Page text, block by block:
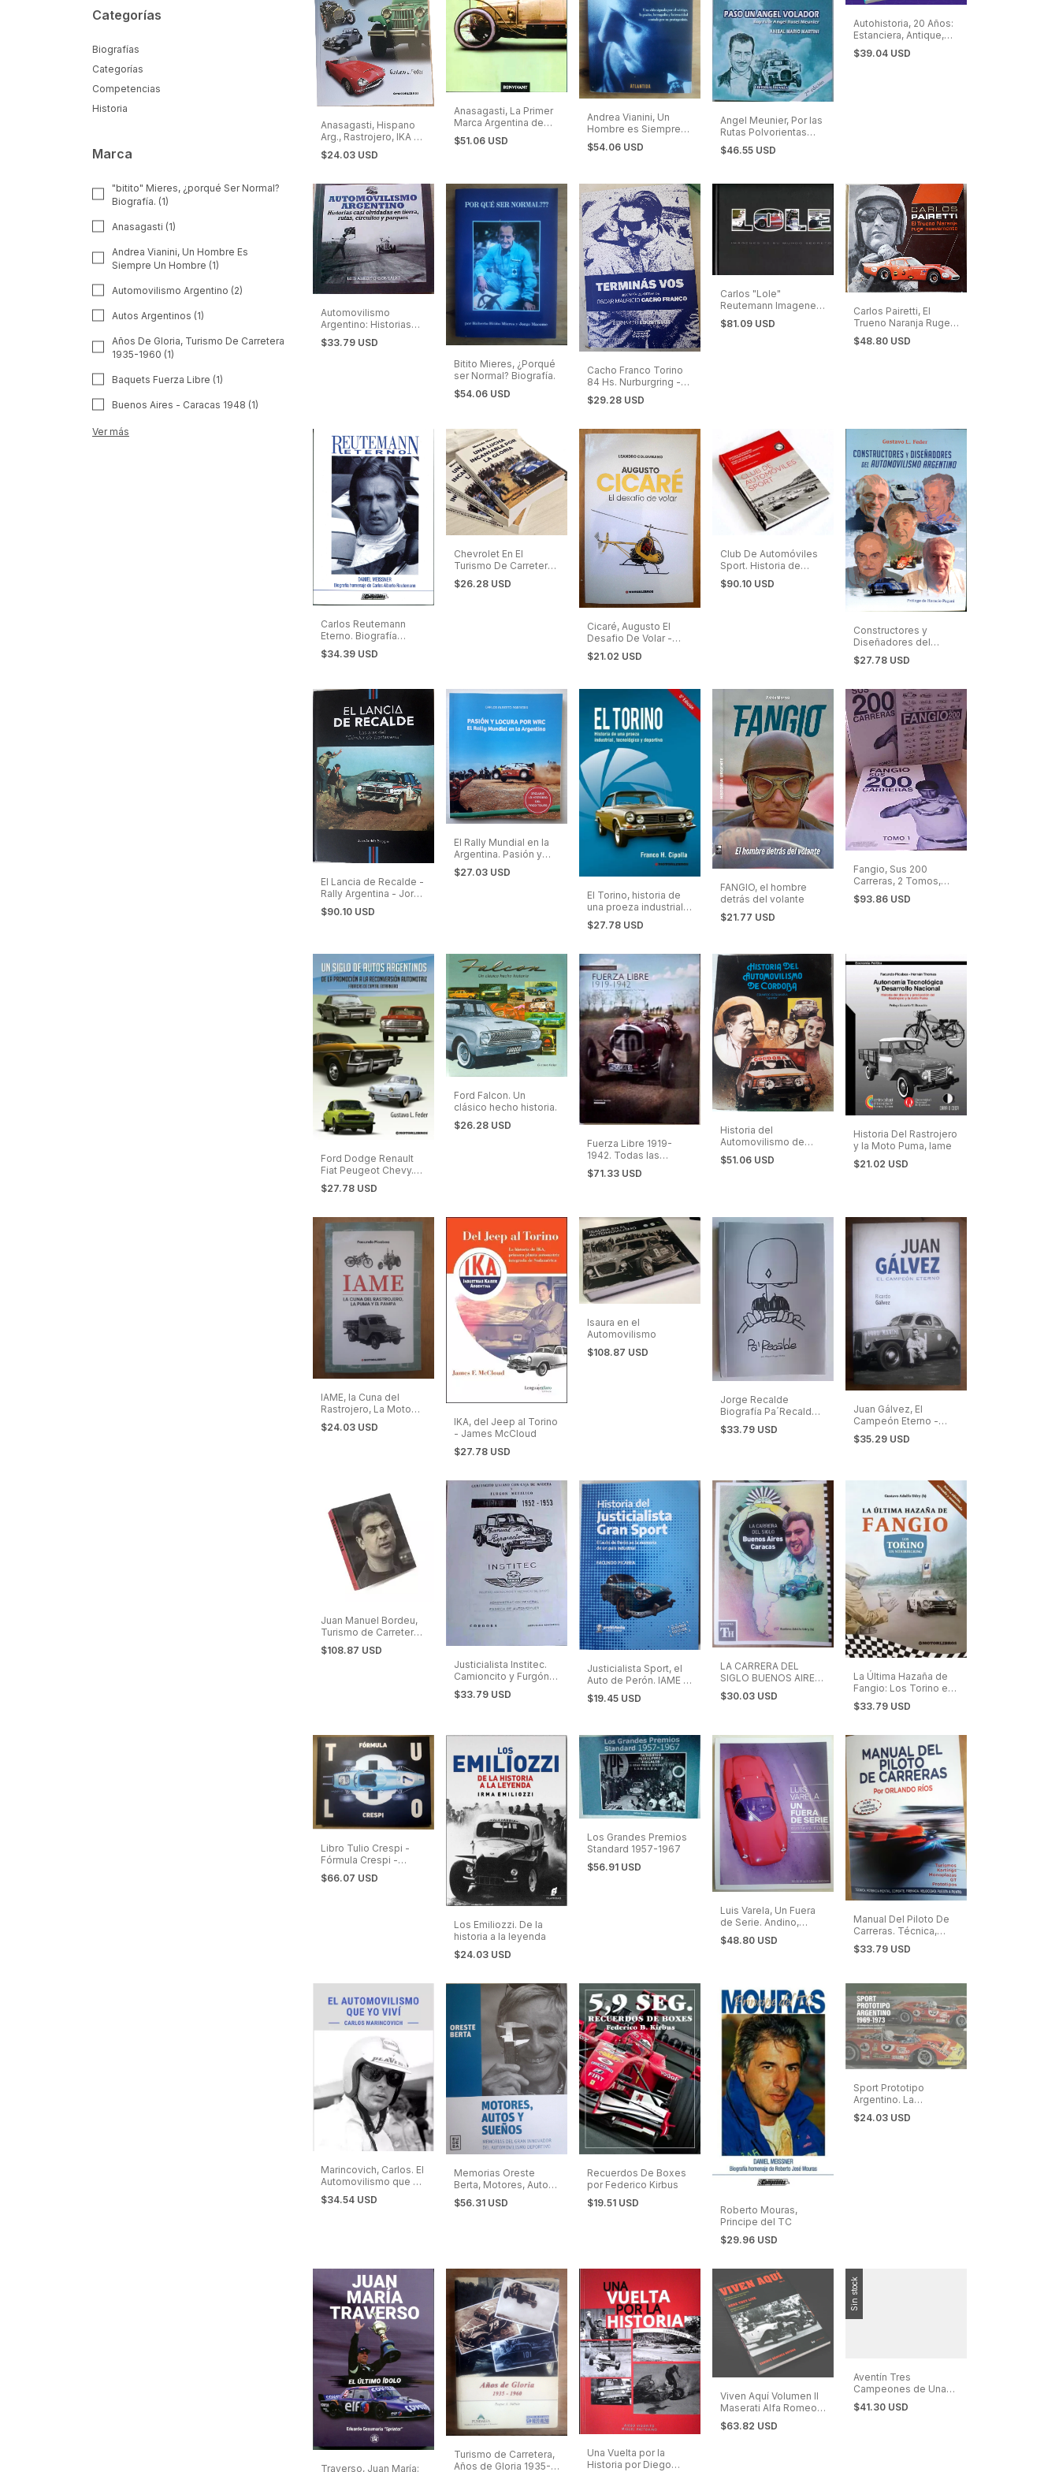
Categorías
Biografías
Categorías
Competencias
Historia
Marca
"bitito" Mieres, ¿porqué Ser Normal?
Biografía. (1)
Anasagasti (1)
Andrea Vianini, Un Hombre Es
Siempre Un Hombre (1)
Automovilismo Argentino (2)
Autos Argentinos (1)
Años De Gloria, Turismo De Carretera
1935-1960 (1)
Baquets Fuerza Libre (1)
Buenos Aires - Caracas 1948 (1)
Ver más
Anasagasti, Hispano
Arg., Rastrojero, IKA y
más. Un Siglo de
Autos Argentinos. Vol.
$24.03 USD
Anasagasti, La Primer
Marca Argentina de
Automóviles
$51.06 USD
Andrea Vianini, Un
Hombre es Siempre
un Hombre
$54.06 USD
Angel Meunier, Por las
Rutas Polvorientas
Pasó un Ángel Volador
- Turismo de Carretera
$46.55 USD
Autohistoria, 20 Años:
Estanciera, Antique,
Tulia, Auto Union,
Dauphine, Borgward,
$39.04 USD
Automovilismo
Argentino: Historias
Casi Olvidadas en
Tierra, Rutas, Circuitos
$33.79 USD
Bitito Mieres, ¿Porqué
ser Normal? Biografía.
$54.06 USD
Cacho Franco Torino
84 Hs. Nurburgring -
Turismo Carretera
$29.28 USD
Carlos "Lole"
Reutemann Imagenes
de su Mundo. Edición
De Lujo
$81.09 USD
Carlos Pairetti, El
Trueno Naranja Ruge
Nuevamente
$48.80 USD
Carlos Reutemann
Eterno. Biografía
Homenaje.
$34.39 USD
Chevrolet En El
Turismo De Carretera.
Una Lucha Incansable
por la Gloria.
$26.28 USD
Cicaré, Augusto El
Desafio De Volar -
Helicópteros
Argentinos
$21.02 USD
Club De Automóviles
Sport. Historia de
Pasiones y
Automovilismo en
$90.10 USD
Constructores y
Diseñadores del
Automovilismo
Argentino. Berta,
Crespi y Pronello
$27.78 USD
El Lancia de Recalde -
Rally Argentina - Jorge
Recalde
$90.10 USD
El Rally Mundial en la
Argentina. Pasión y
Locura por el WRC
$27.03 USD
El Torino, historia de
una proeza industrial,
tecnológica y
deportiva. 5a edición
$27.78 USD
FANGIO, el hombre
detrás del volante
$21.77 USD
Fangio, Sus 200
Carreras, 2 Tomos,
784 Páginas
$93.86 USD
Ford Dodge Renault
Fiat Peugeot Chevy.
Un Siglo de Autos
Argentinos. Vol. III
$27.78 USD
Ford Falcon. Un
clásico hecho historia.
$26.28 USD
Fuerza Libre 1919-
1942. Todas las
Baquets
$71.33 USD
Historia del
Automovilismo de
Córdoba
$51.06 USD
Historia Del Rastrojero
y la Moto Puma, Iame
$21.02 USD
IAME, la Cuna del
Rastrojero, La Moto
Puma y el Tractor
Pampa
$24.03 USD
IKA, del Jeep al Torino
- James McCloud
$27.78 USD
Isaura en el
Automovilismo
$108.87 USD
Jorge Recalde
Biografía Pa´Recalde -
Rally
$33.79 USD
Juan Gálvez, El
Campeón Eterno -
Nuevo!!!! En Stock
$35.29 USD
Juan Manuel Bordeu,
Turismo de Carretera,
Chevrolet, Dodge
$108.87 USD
Justicialista Institec.
Camioncito y Furgón.
Manual de Taller
$33.79 USD
Justicialista Sport, el
Auto de Perón. IAME -
Dinfia
$19.45 USD
LA CARRERA DEL
SIGLO BUENOS AIRES
- CARACAS
$30.03 USD
La Última Hazaña de
Fangio: Los Torino en
las 84 Hs de
Nürburgring.
$33.79 USD
Libro Tulio Crespi -
Fórmula Crespi -
NUEVO!!!
$66.07 USD
Los Emiliozzi. De la
historia a la leyenda
$24.03 USD
Los Grandes Premios
Standard 1957-1967
$56.91 USD
Luis Varela, Un Fuera
de Serie. Andino,
Autos de TC
$48.80 USD
Manual Del Piloto De
Carreras. Técnica,
Puesta a Punto
$33.79 USD
Marincovich, Carlos. El
Automovilismo que yo
viví
$34.54 USD
Memorias Oreste
Berta, Motores, Autos
y Sueños
$56.31 USD
Recuerdos De Boxes
por Federico Kirbus
$19.51 USD
Roberto Mouras,
Principe del TC
$29.96 USD
Sport Prototipo
Argentino. La
categoría que
revolucionó el
$24.03 USD
Traverso, Juan María:
Turismo de Carretera,
Años de Gloria 1935-
Una Vuelta por la
Historia por Diego
Viven Aquí Volumen II
Maserati Alfa Romeo
Ferrari Bentley
$63.82 USD
Sin stock
Aventín Tres
Campeones de Una
Misma Cuna. Turismo
de Carretera
$41.30 USD